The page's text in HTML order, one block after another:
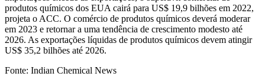
produtos químicos dos EUA cairá para US$ 19,9 bilhões em 2022,
projeta o ACC. O comércio de produtos químicos deverá moderar
em 2023 e retornar a uma tendência de crescimento modesto até
2026. As exportações líquidas de produtos químicos devem atingir
US$ 35,2 bilhões até 2026.
Fonte: Indian Chemical News